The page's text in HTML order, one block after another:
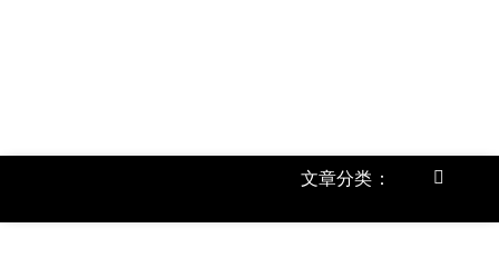
文章分类：
Toggle